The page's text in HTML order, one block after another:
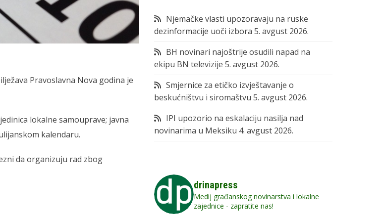
Pravoslavna Nova godina je
lokalne samouprave; javna
kalendaru.
da organizuju rad zbog
Njemačke vlasti upozoravaju na ruske
dezinformacije uoči izbora 5. avgust 2026.
BH novinari najoštrije osudili napad na
ekipu BN televizije 5. avgust 2026.
Smjernice za etičko izvještavanje o
beskućništvu i siromaštvu 5. avgust 2026.
IPI upozorio na eskalaciju nasilja nad
novinarima u Meksiku 4. avgust 2026.
drinapress
Medij građanskog novinarstva i lokalne
zajednice - zapratite nas!